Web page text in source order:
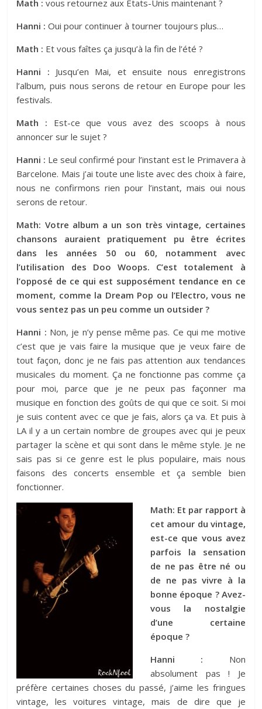
Math : vous retournez aux Etats-Unis maintenant ?
Hanni : Oui pour continuer à tourner toujours plus…
Math : Et vous faîtes ça jusqu’à la fin de l’été ?
Hanni : Jusqu’en Mai, et ensuite nous enregistrons
l’album, puis nous serons de retour en Europe pour les
festivals.
Math : Est-ce que vous avez des scoops à nous
annoncer sur le sujet ?
Hanni : Le seul confirmé pour l’instant est le Primavera à
Barcelone. Mais j’ai toute une liste avec des choix à faire,
nous ne confirmons rien pour l’instant, mais oui nous
serons de retour.
Math: Votre album a un son très vintage, certaines
chansons auraient pratiquement pu être écrites
dans les années 50 ou 60, notamment avec
l’utilisation des Doo Woops. C’est totalement à
l’opposé de ce qui est supposément tendance en ce
moment, comme la Dream Pop ou l’Electro, vous ne
vous sentez pas un peu comme un outsider ?
Hanni : Non, je n’y pense même pas. Ce qui me motive
c’est que je vais faire la musique que je veux faire de
tout façon, donc je ne fais pas attention aux tendances
musicales du moment. Ça ne fonctionne pas comme ça
pour moi, parce que je ne peux pas façonner ma
musique en fonction des goûts de qui que ce soit. Si moi
je suis content avec ce que je fais, alors ça va. Et puis à
LA il y a un certain nombre de groupes avec qui je peux
partager la scène et qui sont dans le même style. Je ne
sais pas si ce genre est le plus populaire, mais nous
faisons des concerts ensemble et ça semble bien
fonctionner.
Math: Et par rapport à
cet amour du vintage,
est-ce que vous avez
parfois la sensation
de ne pas être né ou
de ne pas vivre à la
bonne époque ? Avez-
vous la nostalgie
d’une certaine
époque ?
Hanni : Non
absolument pas ! Je
préfère certaines choses du passé, j’aime les fringues
vintage, les voitures vintage, mais de dire que je